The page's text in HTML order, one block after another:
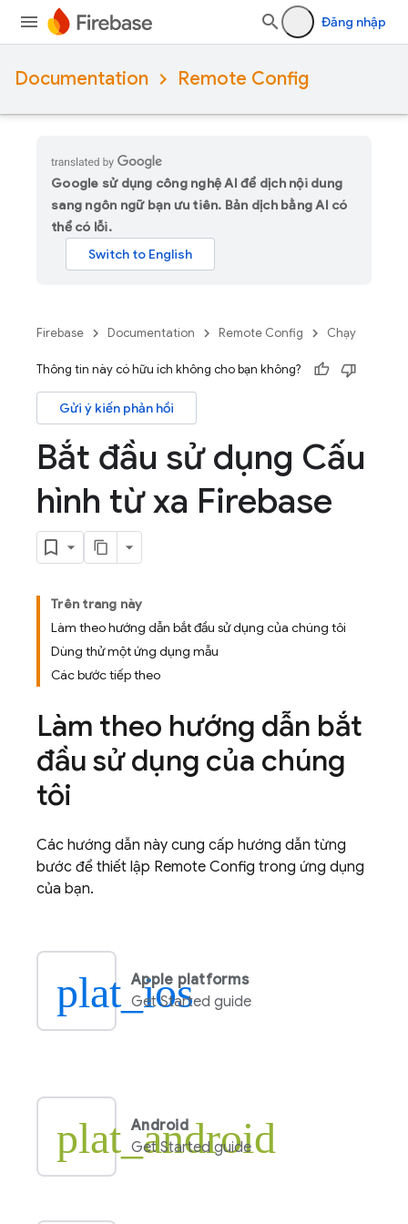
Đăng nhập
Documentation Remote Config
Google sử dụng công nghệ AI để dịch nội dung
sang ngôn ngữ bạn ưu tiên. Bản dịch bằng AI có
thể có lỗi.
Firebase Documentation Remote Config Chạy
Thông tin này có hữu ích không cho bạn không?
Gửi ý kiến phản hồi
Bắt đầu sử dụng Cấu
hình từ xa Firebase
Trên trang này
Làm theo hướng dẫn bắt đầu sử dụng của chúng tôi
Dùng thử một ứng dụng mẫu
Các bước tiếp theo
Làm theo hướng dẫn bắt
đầu sử dụng của chúng
tôi
Các hướng dẫn này cung cấp hướng dẫn từng
bước để thiết lập Remote Config trong ứng dụng
của bạn.
plat_ios
Apple platforms
Get Started guide
plat_android
Android
Get Started guide